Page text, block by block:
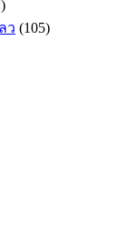
ว (105)